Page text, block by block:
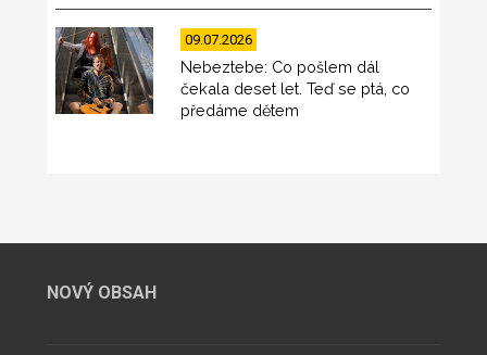
09.07.2026
Nebeztebe: Co pošlem dál
čekala deset let. Teď se ptá, co
předáme dětem
NOVÝ OBSAH